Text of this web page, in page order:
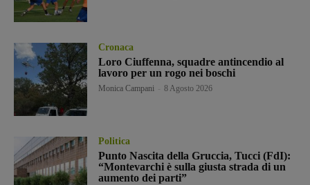
Cronaca
Loro Ciuffenna, squadre antincendio al
lavoro per un rogo nei boschi
Monica Campani 8 Agosto 2026
Politica
Punto Nascita della Gruccia, Tucci (FdI):
“Montevarchi è sulla giusta strada di un
aumento dei parti”